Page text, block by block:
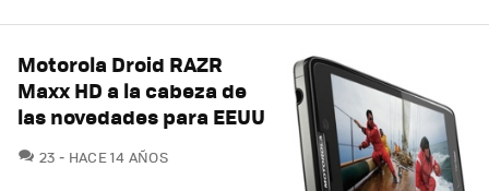
Motorola Droid RAZR
Maxx HD a la cabeza de
las novedades para EEUU
23 COMENTARIOS
HACE 14 AÑOS